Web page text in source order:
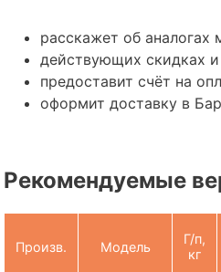
расскажет об аналогах
действующих скидках и
предоставит счёт на
оформит доставку в
Рекомендуемые
Произв. Модель
Г/п,
кг